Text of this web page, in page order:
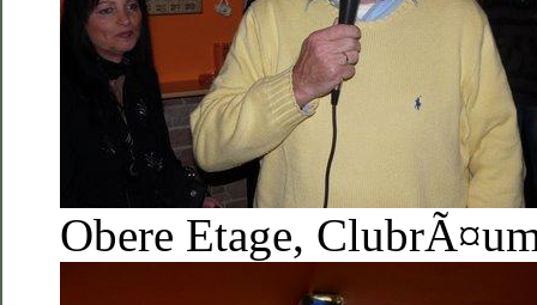
Obere Etage,